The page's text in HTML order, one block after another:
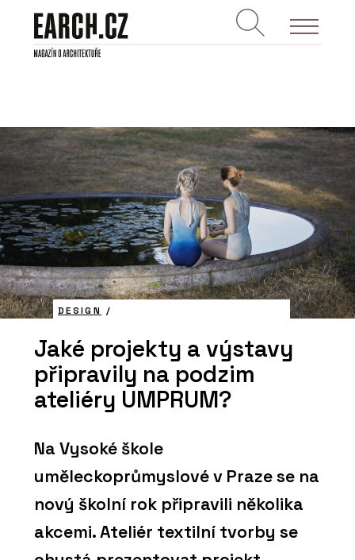
DESIGN /
Jaké projekty a výstavy
připravily na podzim
ateliéry UMPRUM?
Na Vysoké škole
uměleckoprůmyslové v Praze se na
nový školní rok připravili několika
akcemi. Ateliér textilní tvorby se